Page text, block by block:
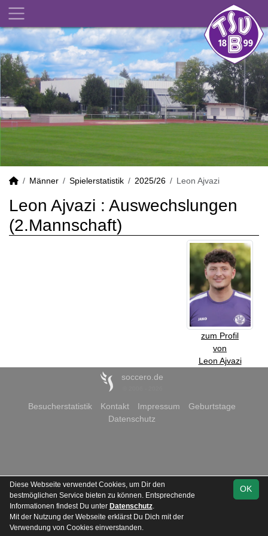
Männer Spielerstatistik 2025/26 Leon Ajvazi
Leon Ajvazi : Auswechslungen
(2.Mannschaft)
zum Profil
von
Leon Ajvazi
soccero.de
Besucherstatistik Kontakt Impressum
Geburtstage
Datenschutz
OK
Diese Webseite verwendet Cookies, um Dir den
bestmöglichen Service bieten zu können. Entsprechende
Informationen findest Du unter Datenschutz.
Mit der Nutzung der Webseite erklärst Du Dich mit der
Verwendung von Cookies einverstanden.